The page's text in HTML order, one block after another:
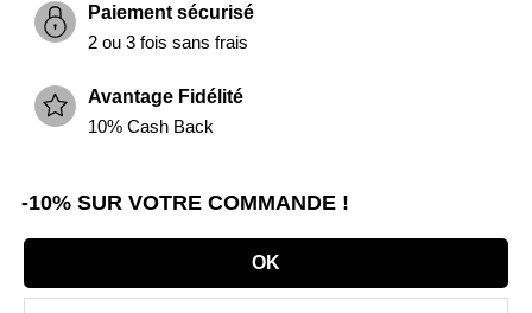
Paiement sécurisé
2 ou 3 fois sans frais
Avantage Fidélité
10% Cash Back
-10% SUR VOTRE COMMANDE !